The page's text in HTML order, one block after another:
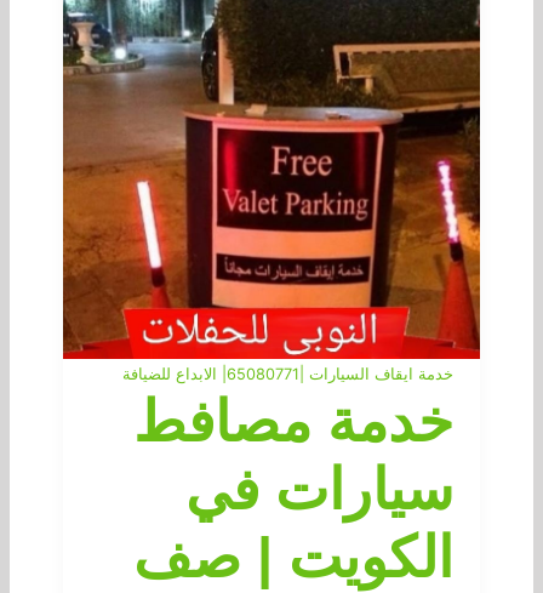
خدمة ايقاف السيارات |65080771| الابداع للضيافة
خدمة مصافط
سيارات في
الكويت | صف